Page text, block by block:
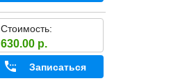
Стоимость:
630.00 р.
Записаться